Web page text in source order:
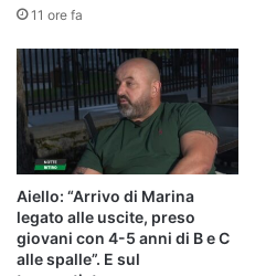
11 ore fa
Aiello: “Arrivo di Marina
legato alle uscite, preso
giovani con 4-5 anni di B e C
alle spalle”. E sul